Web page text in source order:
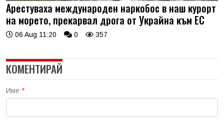
Арестуваха международен наркобос в наш курорт
на морето, прекарвал дрога от Украйна към ЕС
06 Aug 11:20 0 357
КОМЕНТИРАЙ
Име *